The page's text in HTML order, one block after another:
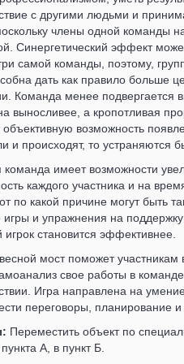
с другими людьми и
члены одной команды
Синергетический эффект
самой команды, поэтому,
дать как правило больше
Команда менее подвергается
выносливее, а кропотливая
возможность
и происходят, то устраняются
имеет возможности
каждого участника и на
по какой причине могут быть
и упражнения на
становится эффективнее.
мост поможет участникам
свое работы в
Игра направлена на
переговоры, планирование
Переместить объект по
А, в пункт Б.